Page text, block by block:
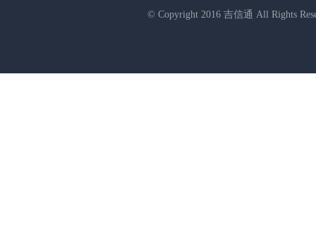
© Copyright 2016 吉信通 All Rights